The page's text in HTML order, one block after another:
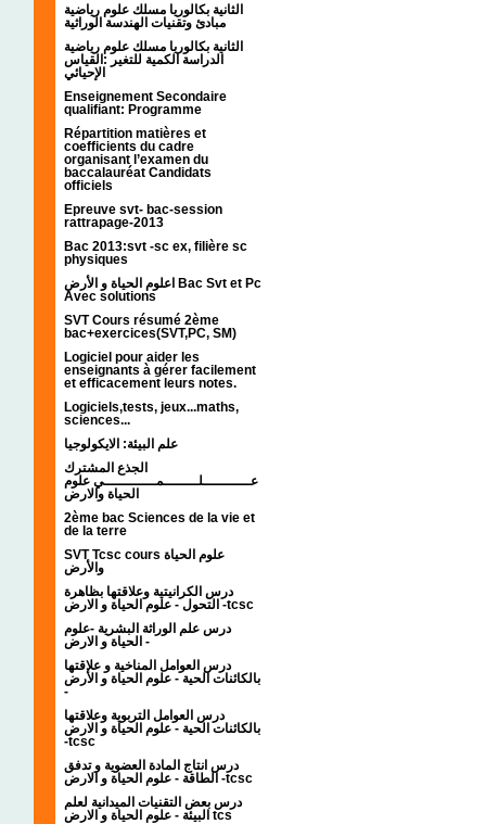
الثانية بكالوريا مسلك علوم رياضية
مبادئ وتقنيات الهندسة الوراثية
الثانية بكالوريا مسلك علوم رياضية
الدراسة الكمية للتغير :القياس
الإحيائي
Enseignement Secondaire
qualifiant: Programme
Répartition matières et
coefficients du cadre
organisant l’examen du
baccalauréat Candidats
officiels
Epreuve svt- bac-session
rattrapage-2013
Bac 2013:svt -sc ex, filière sc
physiques
اعلوم الحياة و الأرض Bac Svt et Pc
Avec solutions
SVT Cours résumé 2ème
bac+exercices(SVT,PC, SM)
Logiciel pour aider les
enseignants à gérer facilement
et efficacement leurs notes.
Logiciels,tests, jeux...maths,
sciences...
علم البيئة: الايكولوجيا
الجذع المشترك
عـــــــــــلــــــــمــــــــــــي علوم
الحياة والارض
2ème bac Sciences de la vie et
de la terre
SVT Tcsc cours علوم الحياة
والأرض
درس الكرانيتية وعلاقتها بظاهرة
التحول - علوم الحياة و الارض -tcsc
درس علم الوراثة البشرية -علوم
الحياة و الارض -
درس العوامل المناخية و علاقتها
بالكائنات الحية - علوم الحياة و الأرض
-
درس العوامل التربوية وعلاقتها
بالكائنات الحية - علوم الحياة و الارض
-tcsc
درس انتاج المادة العضوية و تدفق
الطاقة - علوم الحياة و الارض -tcsc
درس بعض التقنيات الميدانية لعلم
البيئة - علوم الحياة و الارض tcs